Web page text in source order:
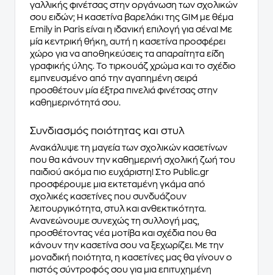
γαλλικής φινέτσας στην οργάνωση των σχολικών
σου ειδών; Η κασετίνα βαρελάκι της GIM με θέμα
Emily in Paris είναι η ιδανική επιλογή για σένα! Με
μία κεντρική θήκη, αυτή η κασετίνα προσφέρει
χώρο για να αποθηκεύσεις τα απαραίτητα είδη
γραφικής ύλης. Το τιρκουάζ χρώμα και το σχέδιο
εμπνευσμένο από την αγαπημένη σειρά
προσθέτουν μία έξτρα πινελιά φινέτσας στην
καθημερινότητά σου.
Συνδιασμός ποιότητας και στυλ
Ανακάλυψε τη μαγεία των σχολικών κασετίνων
που θα κάνουν την καθημερινή σχολική ζωή του
παιδιού ακόμα πιο ευχάριστη! Στο Public.gr
προσφέρουμε μια εκτεταμένη γκάμα από
σχολικές κασετίνες που συνδυάζουν
λειτουργικότητα, στυλ και ανθεκτικότητα.
Ανανεώνουμε συνεχώς τη συλλογή μας,
προσθέτοντας νέα μοτίβα και σχέδια που θα
κάνουν την κασετίνα σου να ξεχωρίζει. Με την
μοναδική ποιότητα, η κασετίνες μας θα γίνουν ο
πιστός σύντροφός σου για μια επιτυχημένη